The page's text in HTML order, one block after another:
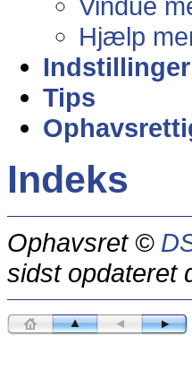
Vindue
Hjælp
Indstillinger
Tips
Indeks
Ophavsret ©
sidst opdateret